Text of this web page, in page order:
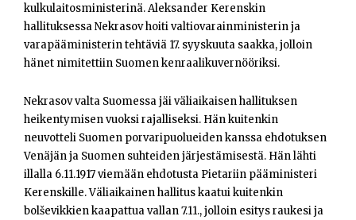
kulkulaitosministerinä. Aleksander Kerenskin
hallituksessa Nekrasov hoiti valtiovarainministerin ja
varapääministerin tehtäviä 17. syyskuuta saakka, jolloin
hänet nimitettiin Suomen kenraalikuvernööriksi.
Nekrasov valta Suomessa jäi väliaikaisen hallituksen
heikentymisen vuoksi rajalliseksi. Hän kuitenkin
neuvotteli Suomen porvaripuolueiden kanssa ehdotuksen
Venäjän ja Suomen suhteiden järjestämisestä. Hän lähti
illalla 6.11.1917 viemään ehdotusta Pietariin pääministeri
Kerenskille. Väliaikainen hallitus kaatui kuitenkin
bolševikkien kaapattua vallan 7.11., jolloin esitys raukesi ja